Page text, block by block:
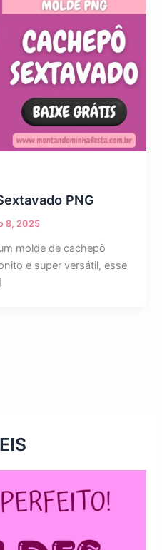
PNG
8, 2025
molde de cachepô
e super versátil, esse